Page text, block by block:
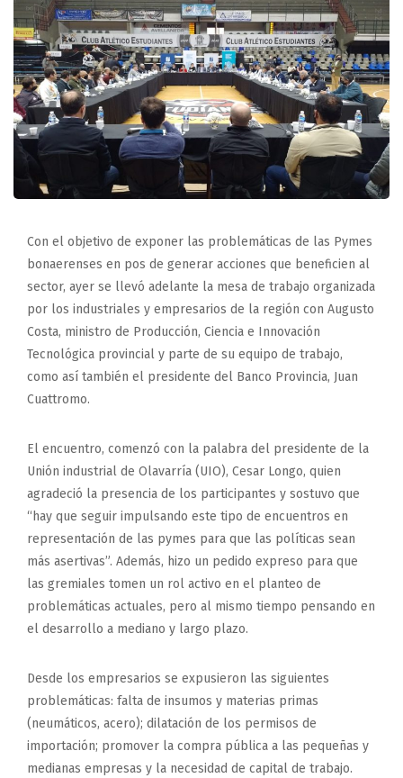
Con el objetivo de exponer las problemáticas de las Pymes
bonaerenses en pos de generar acciones que beneficien al
sector, ayer se llevó adelante la mesa de trabajo organizada
por los industriales y empresarios de la región con Augusto
Costa, ministro de Producción, Ciencia e Innovación
Tecnológica provincial y parte de su equipo de trabajo,
como así también el presidente del Banco Provincia, Juan
Cuattromo.
El encuentro, comenzó con la palabra del presidente de la
Unión industrial de Olavarría (UIO), Cesar Longo, quien
agradeció la presencia de los participantes y sostuvo que
“hay que seguir impulsando este tipo de encuentros en
representación de las pymes para que las políticas sean
más asertivas”. Además, hizo un pedido expreso para que
las gremiales tomen un rol activo en el planteo de
problemáticas actuales, pero al mismo tiempo pensando en
el desarrollo a mediano y largo plazo.
Desde los empresarios se expusieron las siguientes
problemáticas: falta de insumos y materias primas
(neumáticos, acero); dilatación de los permisos de
importación; promover la compra pública a las pequeñas y
medianas empresas y la necesidad de capital de trabajo.